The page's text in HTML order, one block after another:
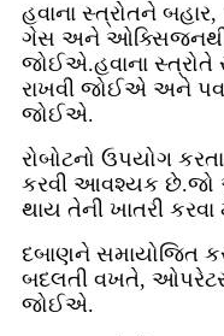
હવાના સ્ત્રોતને
ગેસ અને ઓક્સિજનથી
જોઈએ.હવાના સ્ત્રોતે
રાખવી જોઈએ અને
જોઈએ.
રોબોટનો ઉપયોગ
કરવી આવશ્યક છે.જો
થાય તેની ખાતરી
દબાણને સમાયોજિત
બદલતી વખતે,
જોઈએ.